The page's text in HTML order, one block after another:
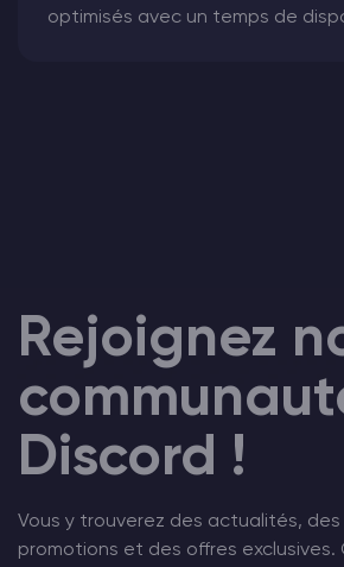
optimisés avec un temps de
Rejoignez
Discord !
Vous y trouverez des actualités, des
promotions et des offres